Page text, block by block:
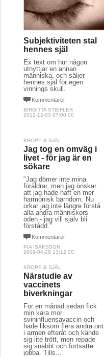
Subjektiviteten stal
hennes själ
Ex text om hur någon
utnyttjar en annan
människa, och säljer
hennes själ för egen
vinnings skull.
Kommentarer
BIRGITTA STIEFLER
2012-12-03 07:00:00
KROPP & SJÄL
Jag tog en omväg i
livet - för jag är en
sökare
"Jag dömer inte mina
föräldrar, men jag önskar
att jag hade haft en mer
harmonisk barndom. Nu
orkar jag inte längre förstå
alla andra människors
öden - jag vill själv bli
förstådd."
Kommentarer
PIA ISAKSSON
2009-04-28 13:12:00
KROPP & SJÄL
Närstudie av
vaccinets
biverkningar
För en månad sedan fick
min kära mor
svininfluensavaccin och
hade liksom flera andra ont
i armen efteråt och kände
sig lite trött, men repade
sig snabbt och fortsatte
jobba. Tills...